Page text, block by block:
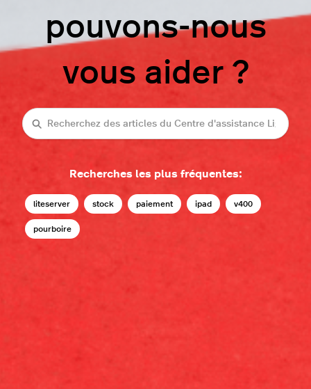
pouvons-nous
vous aider ?
Recherche
Recherches les plus fréquentes:
liteserver stock paiement ipad v400
pourboire